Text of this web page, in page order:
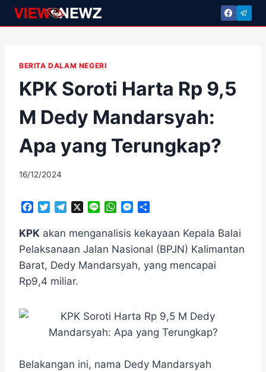
Skip
to
BERITA DALAM NEGERI
KPK Soroti Harta Rp 9,5
M Dedy Mandarsyah:
Apa yang Terungkap?
By
16/12/2024
c
b
o
o
i
t
e
r
g
r
a
n
W
a
t
s
A
M
s
e
n
a
r
e
KPK akan menganalisis kekayaan Kepala Balai
Pelaksanaan Jalan Nasional (BPJN) Kalimantan
Barat, Dedy Mandarsyah, yang mencapai
Rp9,4 miliar.
Belakangan ini, nama Dedy Mandarsyah